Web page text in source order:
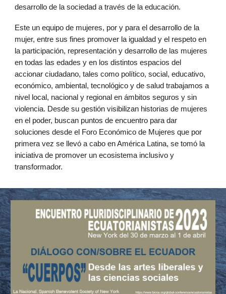
desarrollo de la sociedad a través de la educación.
Este un equipo de mujeres, por y para el desarrollo de la
mujer, entre sus fines promover la igualdad y el respeto en
la participación, representación y desarrollo de las mujeres
en todas las edades y en los distintos espacios del
accionar ciudadano, tales como político, social, educativo,
económico, ambiental, tecnológico y de salud trabajamos a
nivel local, nacional y regional en ámbitos seguros y sin
violencia. Desde su gestión visibilizan historias de mujeres
en el poder, buscan puntos de encuentro para dar
soluciones desde el Foro Económico de Mujeres que por
primera vez se llevó a cabo en América Latina, se tomó la
iniciativa de promover un ecosistema inclusivo y
transformador.